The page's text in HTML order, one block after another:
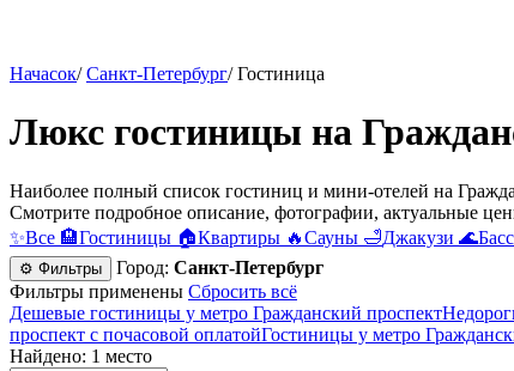
Начасок/ Санкт-Петербург/ Гостиница
Люкс гостиницы на
Наиболее полный список гостиниц и мини-отелей на
Смотрите подробное описание, фотографии, актуальные
✨Все 🏨Гостиницы 🏠Квартиры 🔥Сауны 🛁Джакузи 🌊
⚙ Фильтры Город: Санкт-Петербург
Фильтры применены Сбросить всё
Дешевые гостиницы у метро Гражданский проспект
проспект c почасовой оплатойГостиницы у метро
Найдено: 1 место